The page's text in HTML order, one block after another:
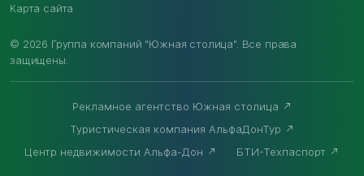
© 2026 Группа компаний "Южная столица". Все права
защищены.
Карта сайта
Рекламное агентство Южная столица
Туристическая компания АльфаДонТур
Центр недвижимости Альфа-Дон
БТИ-Техпаспорт